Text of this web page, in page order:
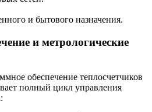
и бытового назначения.
и метрологические
обеспечение теплосчетчиков
полный цикл управления